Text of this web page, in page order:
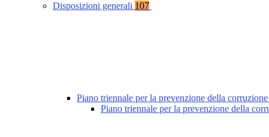
Disposizioni generali 107
Piano triennale per la prevenzione della corruzione
Piano triennale per la prevenzione della